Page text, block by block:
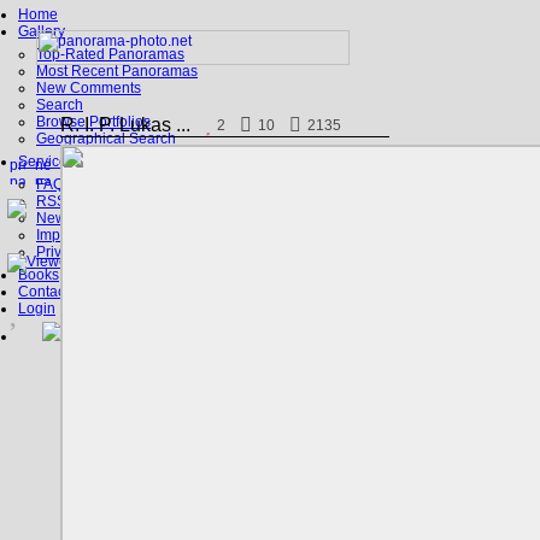
Home
Gallery
Top-Rated Panoramas
Most Recent Panoramas
New Comments
Search
Browse Portfolios
Geographical Search
Service
FAQ
RSS, Google Earth
News
Imprint
Privacy Policy
Books
Contact
Login
R. I. P. Lukas ... 2 10 2135